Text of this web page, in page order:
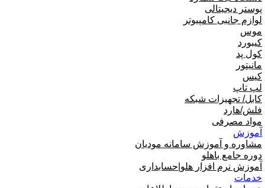
نرم افزار تحت وب|بدکا
نرم افزار CRM|لینک به هلو
نسخه آموزشی حسابداری هلو
افزونه متصل به نرم افزار هلو
گزارش گیر نرم افزار هلو
کیت هلو